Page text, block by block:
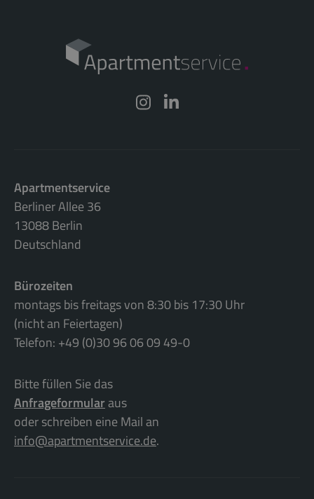
Apartmentservice
Berliner Allee 36
13088 Berlin
Deutschland
Bürozeiten
montags bis freitags von 8:30 bis 17:30 Uhr
(nicht an Feiertagen)
Telefon: +49 (0)30 96 06 09 49-0
Bitte füllen Sie das
Anfrageformularaus
oder schreiben eine Mail an
info@apartmentservice.de.